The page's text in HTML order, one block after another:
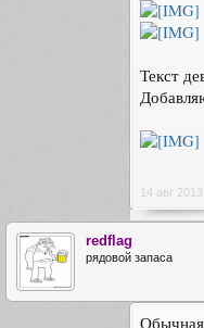
Текст
14 авг 2013
redflag
рядовой запаса
Обычная